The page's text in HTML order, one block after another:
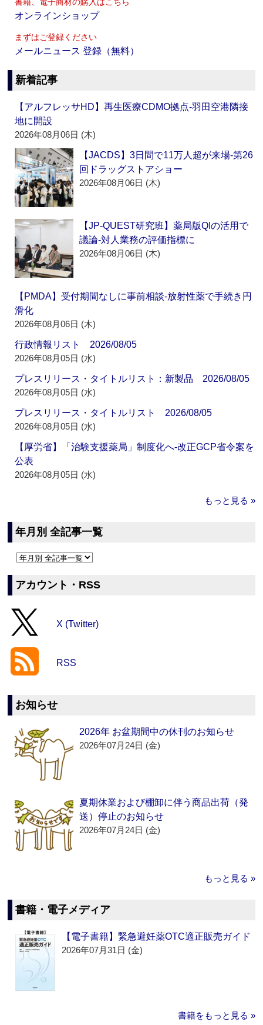
書籍、電子商材の購入はこちら
オンラインショップ
まずはご登録ください
メールニュース 登録（無料）
新着記事
【アルフレッサHD】再生医療CDMO拠点‐羽田空港隣接
地に開設
2026年08月06日 (木)
【JACDS】3日間で11万人超が来場‐第26
回ドラッグストアショー
2026年08月06日 (木)
【JP-QUEST研究班】薬局版QIの活用で
議論‐対人業務の評価指標に
2026年08月06日 (木)
【PMDA】受付期間なしに事前相談‐放射性薬で手続き円
滑化
2026年08月06日 (木)
行政情報リスト 2026/08/05
2026年08月05日 (水)
プレスリリース・タイトルリスト：新製品 2026/08/05
2026年08月05日 (水)
プレスリリース・タイトルリスト 2026/08/05
2026年08月05日 (水)
【厚労省】「治験支援薬局」制度化へ‐改正GCP省令案を
公表
2026年08月05日 (水)
もっと見る »
年月別 全記事一覧
アカウント・RSS
X (Twitter)
RSS
お知らせ
2026年 お盆期間中の休刊のお知らせ
2026年07月24日 (金)
夏期休業および棚卸に伴う商品出荷（発
送）停止のお知らせ
2026年07月24日 (金)
もっと見る »
書籍・電子メディア
【電子書籍】緊急避妊薬OTC適正販売ガイド
2026年07月31日 (金)
書籍をもっと見る »